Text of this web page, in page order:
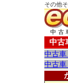
その他
中古
中古
中古
中古